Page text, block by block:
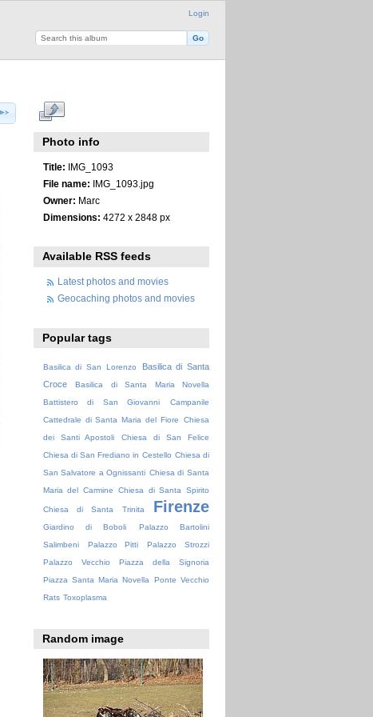
Login
Photo info
Title: IMG_1093
File name: IMG_1093.jpg
Owner: Marc
Dimensions: 4272 x 2848 px
Available RSS feeds
Latest photos and movies
Geocaching photos and movies
Popular tags
Basilica di San Lorenzo
Basilica di Santa
Croce
Basilica di Santa Maria Novella
Battistero di San Giovanni
Campanile
Cattedrale di Santa Maria del Fiore
Chiesa
dei Santi Apostoli
Chiesa di San Felice
Chiesa di San Frediano in Cestello Chiesa di
San Salvatore a Ognissanti Chiesa di Santa
Maria del Carmine
Chiesa di Santa Spirito
Chiesa di Santa Trinita Firenze
Giardino di Boboli
Palazzo Bartolini
Salimbeni
Palazzo Pitti
Palazzo Strozzi
Palazzo Vecchio
Piazza della Signoria
Piazza Santa Maria Novella
Ponte Vecchio
Rats Toxoplasma
Random image